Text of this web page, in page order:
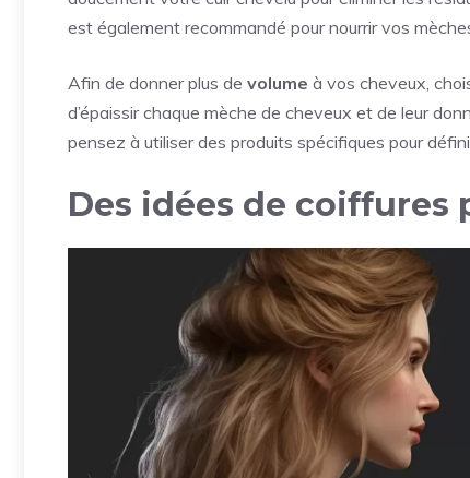
est également recommandé pour nourrir vos
Afin de donner plus de volume à vos cheveux,
d’épaissir chaque mèche de cheveux et de leur
pensez à utiliser des produits spécifiques pour
Des idées de coiffures